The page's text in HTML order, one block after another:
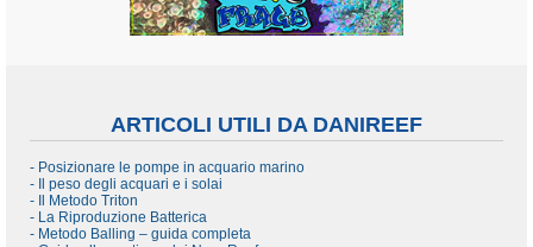
ARTICOLI UTILI DA DANIREEF
- Posizionare le pompe in acquario marino
- Il peso degli acquari e i solai
- Il Metodo Triton
- La Riproduzione Batterica
- Metodo Balling – guida completa